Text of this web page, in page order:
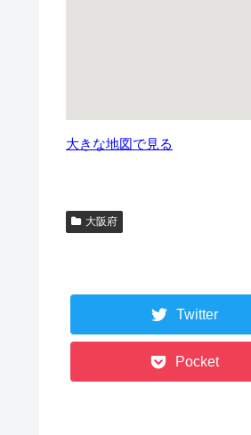
大きな地図で見る
大阪府
Twitter
Pocket